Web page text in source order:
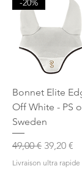
-20%
Bonnet Elite
Off White - PS
Sweden
Prix original
49,00 € Prix
39,20 €
Livraison ultra rapide